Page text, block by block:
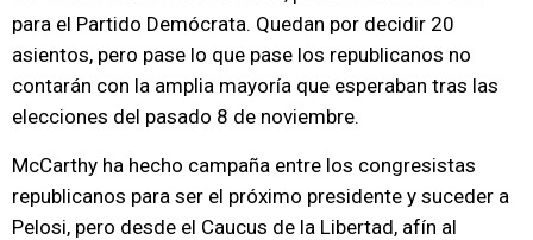
para el Partido Demócrata. Quedan por decidir 20
asientos, pero pase lo que pase los republicanos no
contarán con la amplia mayoría que esperaban tras las
elecciones del pasado 8 de noviembre.
McCarthy ha hecho campaña entre los congresistas
republicanos para ser el próximo presidente y suceder a
Pelosi, pero desde el Caucus de la Libertad, afín al